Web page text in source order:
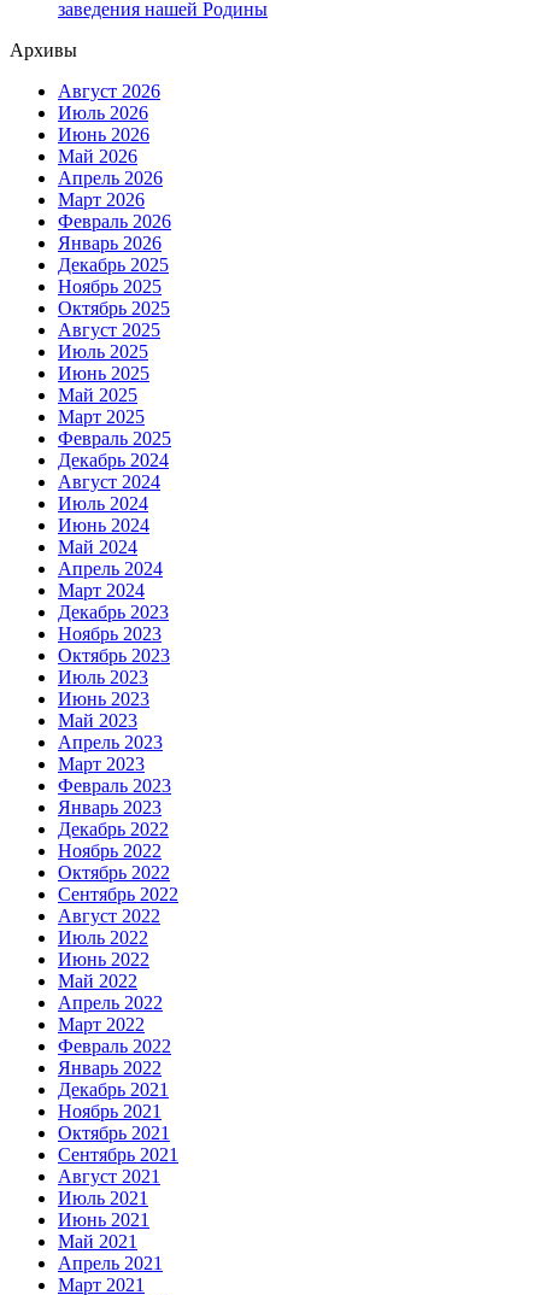
заведения нашей Родины
Архивы
Август 2026
Июль 2026
Июнь 2026
Май 2026
Апрель 2026
Март 2026
Февраль 2026
Январь 2026
Декабрь 2025
Ноябрь 2025
Октябрь 2025
Август 2025
Июль 2025
Июнь 2025
Май 2025
Март 2025
Февраль 2025
Декабрь 2024
Август 2024
Июль 2024
Июнь 2024
Май 2024
Апрель 2024
Март 2024
Декабрь 2023
Ноябрь 2023
Октябрь 2023
Июль 2023
Июнь 2023
Май 2023
Апрель 2023
Март 2023
Февраль 2023
Январь 2023
Декабрь 2022
Ноябрь 2022
Октябрь 2022
Сентябрь 2022
Август 2022
Июль 2022
Июнь 2022
Май 2022
Апрель 2022
Март 2022
Февраль 2022
Январь 2022
Декабрь 2021
Ноябрь 2021
Октябрь 2021
Сентябрь 2021
Август 2021
Июль 2021
Июнь 2021
Май 2021
Апрель 2021
Март 2021